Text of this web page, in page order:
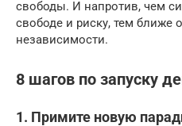
свободы. И напротив, чем
свободе и риску, тем ближе
независимости.
8 шагов по запуску
1. Примите новую